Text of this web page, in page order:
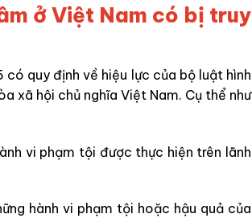
ở Việt Nam có bị truy
quy định về hiệu lực của bộ luật hình
xã hội chủ nghĩa Việt Nam. Cụ thể như
vi phạm tội được thực hiện trên lãnh
hành vi phạm tội hoặc hậu quả của